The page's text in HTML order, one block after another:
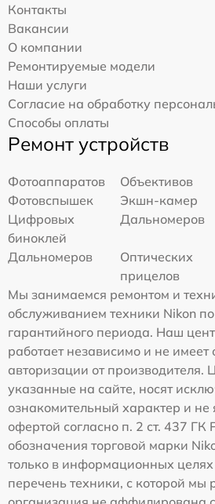
Контакты
Вакансии
О компании
Ремонтируемые модели
Наши услуги
Согласие на обработку
Способы оплаты
Ремонт устройств
Фотоаппаратов
Объективов
Фотовспышек
Экшн-камер
Цифровых
биноклей
Дальномеров
Дальномеров
Оптических
прицелов
Мы занимаемся ремонтом и
обслуживанием техники Nikon
гарантийного периода. Наш
работает независимо и не
авторизации от производителя.
указанные на сайте, носят
ознакомительный характер и не
офертой согласно п. 2 ст. 437
обозначения торговой марки
только в информационных
перечень техники, с которой